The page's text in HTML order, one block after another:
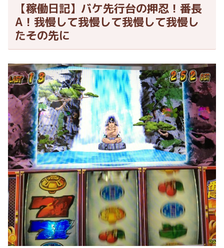
【稼働日記】バケ先行台の押忍！番長
A！我慢して我慢して我慢して我慢し
たその先に